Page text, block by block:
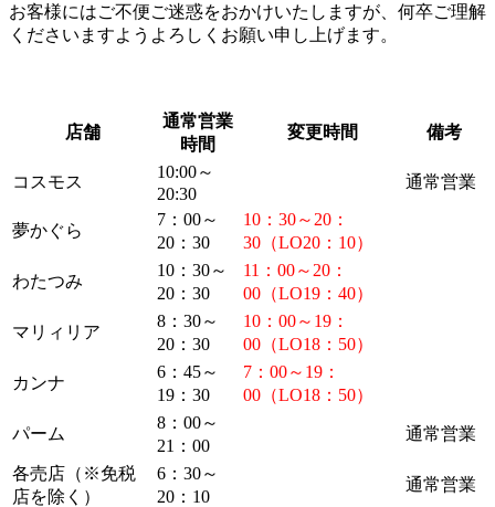
お客様にはご不便ご迷惑をおかけいたしますが、何卒ご理解
くださいますようよろしくお願い申し上げます。
店舗
通常営業
時間
変更時間 備考
コスモス
10:00～
20:30
通常営業
夢かぐら
7：00～
20：30
10：30～20：
30（LO20：10）
わたつみ
10：30～
20：30
11：00～20：
00（LO19：40）
マリィリア
8：30～
20：30
10：00～19：
00（LO18：50）
カンナ
6：45～
19：30
7：00～19：
00（LO18：50）
パーム
8：00～
21：00
通常営業
各売店（※免税
店を除く）
6：30～
20：10
通常営業